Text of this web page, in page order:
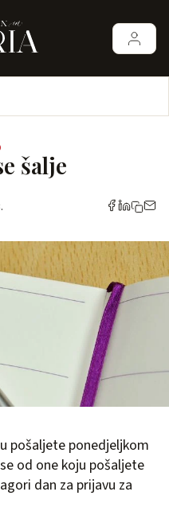
šalje
pošaljete ponedjeljkom
od one koju pošaljete
dan za prijavu za